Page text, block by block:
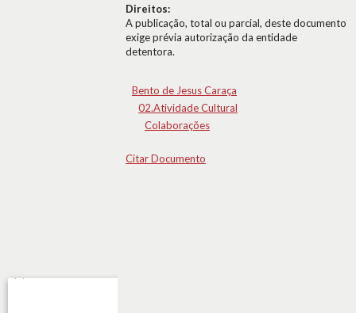
Direitos:
A publicação, total ou parcial, deste documento
exige prévia autorização da entidade
detentora.
Bento de Jesus Caraça
02.Atividade Cultural
Colaborações
Citar Documento